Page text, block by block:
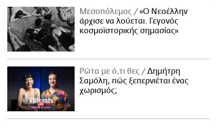
Μεσοπόλεμος
«Ο Νεοέλλην
άρχισε να λούεται. Γεγονός
κοσμοϊστορικής σημασίας»
Ρώτα με ό,τι θες
Δημήτρη
Σαμόλη, πώς ξεπερνιέται ένας
χωρισμός;